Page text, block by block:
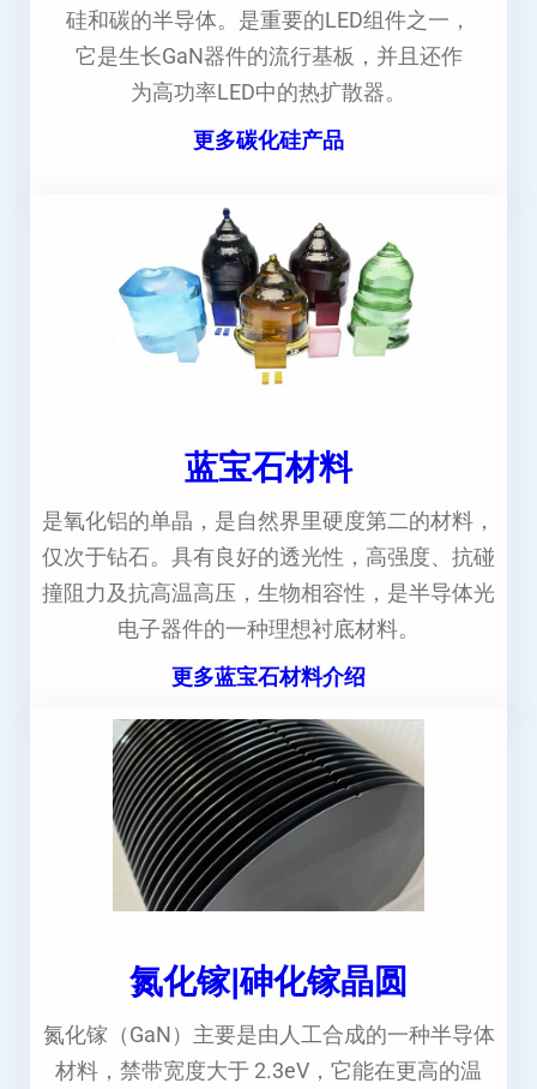
硅和碳的半导体。是重要的LED组件之一，
它是生长GaN器件的流行基板，并且还作
为高功率LED中的热扩散器。
更多碳化硅产品
蓝宝石材料
是氧化铝的单晶，是自然界里硬度第二的材料，
仅次于钻石。具有良好的透光性，高强度、抗碰
撞阻力及抗高温高压，生物相容性，是半导体光
电子器件的一种理想衬底材料。
更多蓝宝石材料介绍
氮化镓|砷化镓晶圆
氮化镓（GaN）主要是由人工合成的一种半导体
材料，禁带宽度大于 2.3eV，它能在更高的温